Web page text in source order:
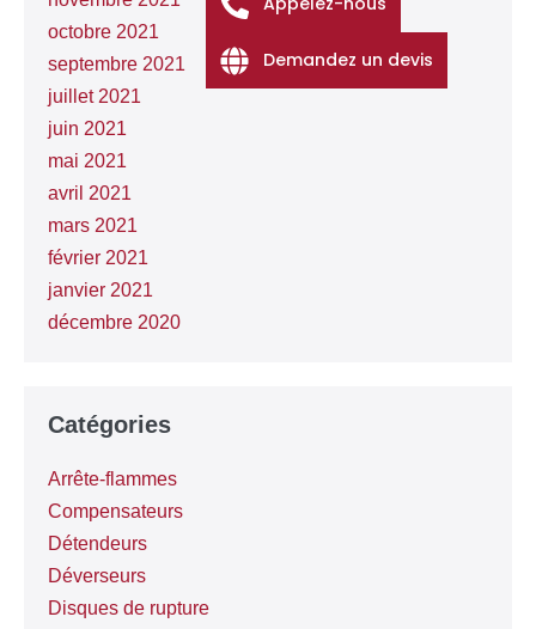
octobre 2021
septembre 2021
juillet 2021
juin 2021
mai 2021
avril 2021
mars 2021
février 2021
janvier 2021
décembre 2020
Catégories
Arrête-flammes
Compensateurs
Détendeurs
Déverseurs
Disques de rupture
Demandez un devis